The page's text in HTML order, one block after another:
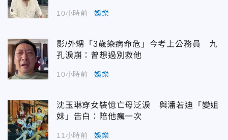
10小時前 娛樂
影/外甥「3歲染病命危」今考上公務員 九
孔淚崩：曾想過別救他
10小時前 娛樂
沈玉琳穿女裝憶亡母泛淚 與潘若迪「變姐
妹」告白：陪他瘋一次
11小時前 娛樂